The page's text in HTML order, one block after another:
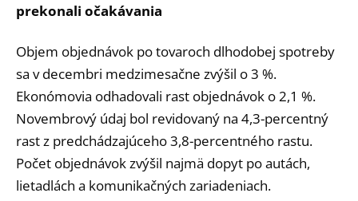
prekonali očakávania
Objem objednávok po tovaroch dlhodobej spotreby
sa v decembri medzimesačne zvýšil o 3 %.
Ekonómovia odhadovali rast objednávok o 2,1 %.
Novembrový údaj bol revidovaný na 4,3-percentný
rast z predchádzajúceho 3,8-percentného rastu.
Počet objednávok zvýšil najmä dopyt po autách,
lietadlách a komunikačných zariadeniach.